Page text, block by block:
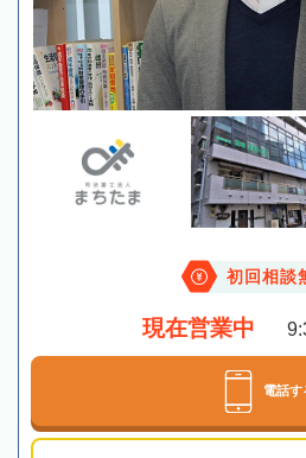
初回相談
現在営業中
電話す